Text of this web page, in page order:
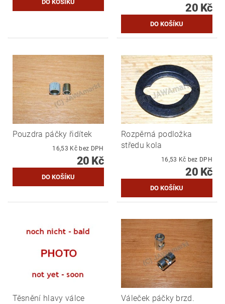
20 Kč
Pouzdra páčky řidítek
16,53 Kč bez DPH
20 Kč
Rozpěrná podložka
středu kola
16,53 Kč bez DPH
20 Kč
Těsnění hlavy válce
Váleček páčky brzd.